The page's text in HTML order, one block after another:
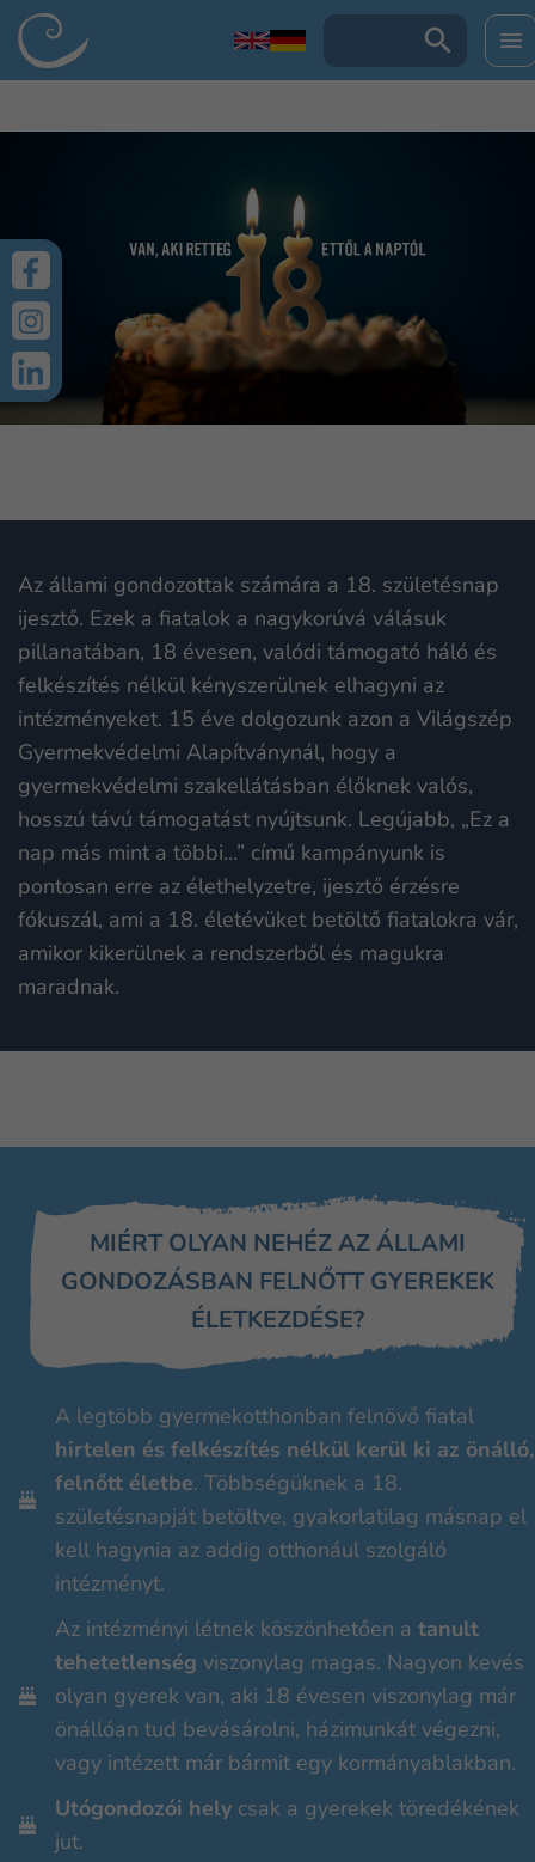
UGRÁS A TARTALOMRA
Az állami gondozottak számára a 18. születésnap
ijesztő. Ezek a fiatalok a nagykorúvá válásuk
pillanatában, 18 évesen, valódi támogató háló és
felkészítés nélkül kényszerülnek elhagyni az
intézményeket. 15 éve dolgozunk azon a Világszép
Gyermekvédelmi Alapítványnál, hogy a
gyermekvédelmi szakellátásban élőknek valós,
hosszú távú támogatást nyújtsunk. Legújabb, „Ez a
nap más mint a többi…” című kampányunk is
pontosan erre az élethelyzetre, ijesztő érzésre
fókuszál, ami a 18. életévüket betöltő fiatalokra vár,
amikor kikerülnek a rendszerből és magukra
maradnak.
MIÉRT OLYAN NEHÉZ AZ ÁLLAMI
GONDOZÁSBAN FELNŐTT GYEREKEK
ÉLETKEZDÉSE?
A legtöbb gyermekotthonban felnövő fiatal
hirtelen és felkészítés nélkül kerül ki az önálló,
felnőtt életbe. Többségüknek a 18.
születésnapját betöltve, gyakorlatilag másnap el
kell hagynia az addig otthonául szolgáló
intézményt.
Az intézményi létnek köszönhetően a tanult
tehetetlenség viszonylag magas. Nagyon kevés
olyan gyerek van, aki 18 évesen viszonylag már
önállóan tud bevásárolni, házimunkát végezni,
vagy intézett már bármit egy kormányablakban.
Utógondozói hely csak a gyerekek töredékének
jut.